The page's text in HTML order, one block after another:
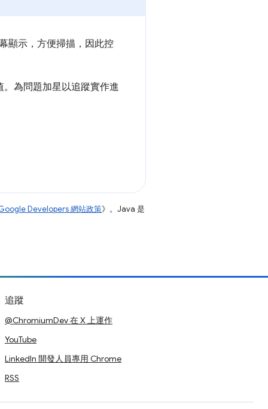
顯示，方便掃描，因此控
為問題加星以追蹤實作進
Developers 網站政策》。Java 是
追蹤
@ChromiumDev 在 X 上運作
YouTube
LinkedIn 開發人員專用 Chrome
RSS